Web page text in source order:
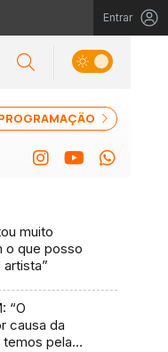
Entrar
muito
o que posso
“O
causa da
temos pela